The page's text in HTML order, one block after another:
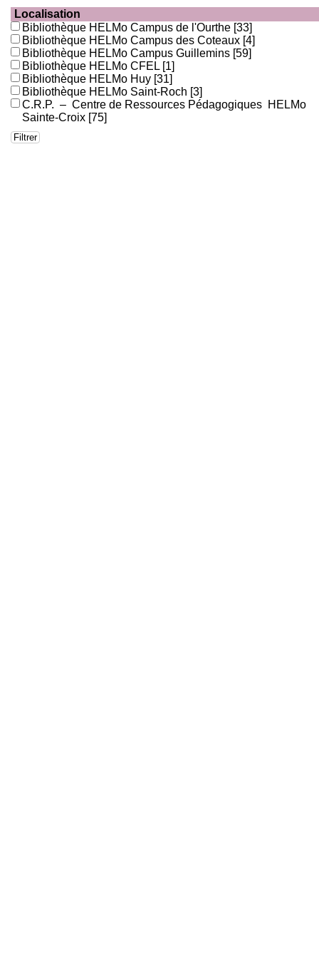
Localisation
Bibliothèque HELMo Campus de l'Ourthe [33]
Bibliothèque HELMo Campus des Coteaux [4]
Bibliothèque HELMo Campus Guillemins [59]
Bibliothèque HELMo CFEL [1]
Bibliothèque HELMo Huy [31]
Bibliothèque HELMo Saint-Roch [3]
C.R.P. – Centre de Ressources Pédagogiques HELMo
Sainte-Croix [75]